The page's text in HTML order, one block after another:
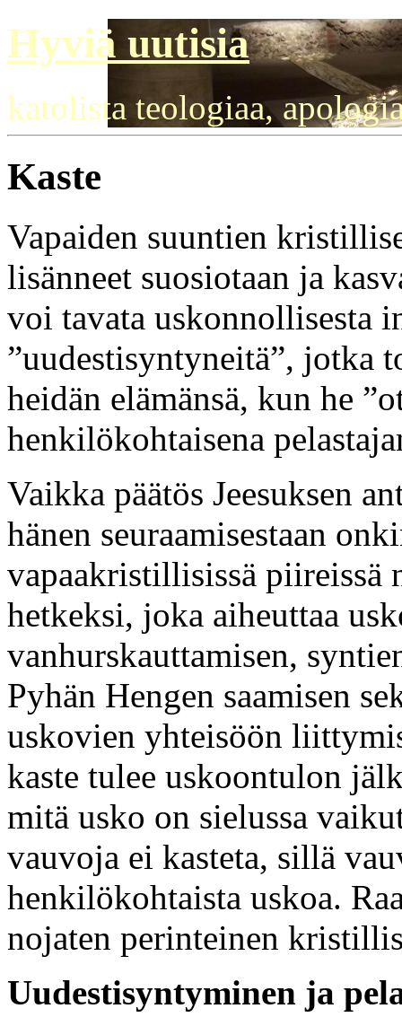
Hyviä uutisia
katolista teologiaa,
Kaste
Vapaiden suuntien
lisänneet suosiotaan ja
voi tavata uskonnollisesta
”uudestisyntyneitä”, jotka
heidän elämänsä, kun he
henkilökohtaisena
Vaikka päätös Jeesuksen
hänen seuraamisestaan
vapaakristillisissä piireissä
hetkeksi, joka aiheuttaa
vanhurskauttamisen,
Pyhän Hengen saamisen
uskovien yhteisöön
kaste tulee uskoontulon
mitä usko on sielussa
vauvoja ei kasteta, sillä
henkilökohtaista uskoa.
nojaten perinteinen
Uudestisyntyminen ja